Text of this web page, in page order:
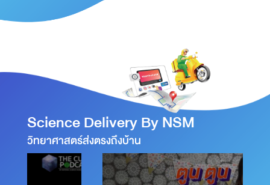
Science Delivery By NSM
วิทยาศาสตร์ส่งตรงถึงบ้าน